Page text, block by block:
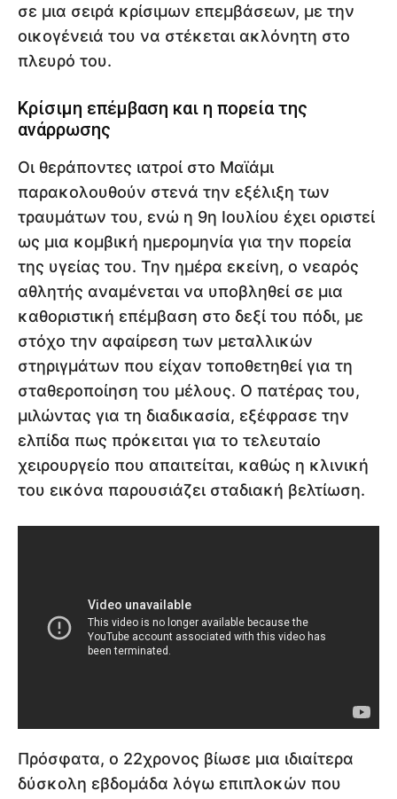
σε μια σειρά κρίσιμων επεμβάσεων, με την
οικογένειά του να στέκεται ακλόνητη στο
πλευρό του.
Κρίσιμη επέμβαση και η πορεία της
ανάρρωσης
Οι θεράποντες ιατροί στο Μαϊάμι
παρακολουθούν στενά την εξέλιξη των
τραυμάτων του, ενώ η 9η Ιουλίου έχει οριστεί
ως μια κομβική ημερομηνία για την πορεία
της υγείας του. Την ημέρα εκείνη, ο νεαρός
αθλητής αναμένεται να υποβληθεί σε μια
καθοριστική επέμβαση στο δεξί του πόδι, με
στόχο την αφαίρεση των μεταλλικών
στηριγμάτων που είχαν τοποθετηθεί για τη
σταθεροποίηση του μέλους. Ο πατέρας του,
μιλώντας για τη διαδικασία, εξέφρασε την
ελπίδα πως πρόκειται για το τελευταίο
χειρουργείο που απαιτείται, καθώς η κλινική
του εικόνα παρουσιάζει σταδιακή βελτίωση.
Πρόσφατα, ο 22χρονος βίωσε μια ιδιαίτερα
δύσκολη εβδομάδα λόγω επιπλοκών που